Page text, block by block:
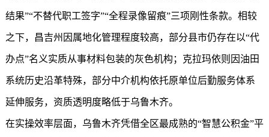
结果”“不替代职工签字”“全程录像留痕”三项刚性条款。相较
之下，昌吉州因属地化管理程度较高，部分县市仍存在以“代
办点”名义实质从事材料包装的灰色机构；克拉玛依则因油田
系统历史沿革特殊，部分中介机构依托原单位后勤服务体系
延伸服务，资质透明度略低于乌鲁木齐。
在实操效率层面，乌鲁木齐凭借全区最成熟的“智慧公积金”平